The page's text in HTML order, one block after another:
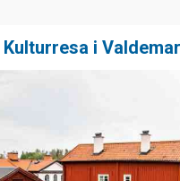
Kulturresa i